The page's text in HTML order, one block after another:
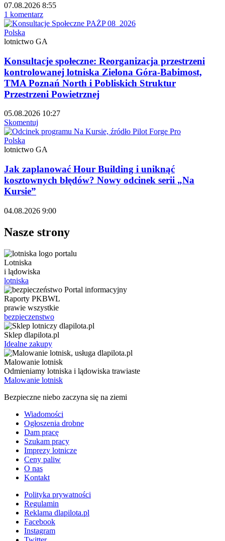
07.08.2026 8:55
1 komentarz
Polska
lotnictwo GA
Konsultacje społeczne: Reorganizacja przestrzeni
kontrolowanej lotniska Zielona Góra-Babimost,
TMA Poznań North i Pobliskich Struktur
Przestrzeni Powietrznej
05.08.2026 10:27
Skomentuj
Polska
lotnictwo GA
Jak zaplanować Hour Building i uniknąć
kosztownych błędów? Nowy odcinek serii „Na
Kursie”
04.08.2026 9:00
Nasze strony
Lotniska
i lądowiska
lotniska
Raporty PKBWL
prawie wszystkie
bezpieczenstwo
Sklep dlapilota.pl
Idealne zakupy
Malowanie lotnisk
Odmieniamy lotniska i lądowiska trawiaste
Malowanie lotnisk
Bezpieczne niebo zaczyna się na ziemi
Wiadomości
Ogłoszenia drobne
Dam pracę
Szukam pracy
Imprezy lotnicze
Ceny paliw
O nas
Kontakt
Polityka prywatności
Regulamin
Reklama dlapilota.pl
Facebook
Instagram